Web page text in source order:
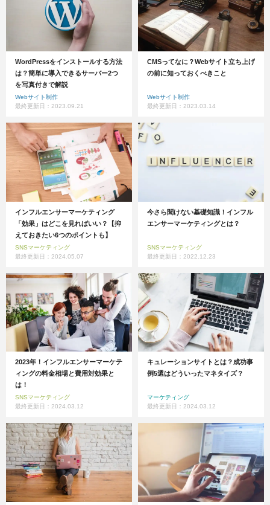
WordPressをインストールする方法
は？簡単に導入できるサーバー2つ
を写真付きで解説
Webサイト制作
最終更新日：2023.09.21
CMSってなに？Webサイト立ち上げ
の前に知っておくべきこと
Webサイト制作
最終更新日：2023.03.14
インフルエンサーマーケティング
「効果」はどこを見ればいい？【抑
えておきたい6つのポイントも】
SNSマーケティング
最終更新日：2024.05.07
今さら聞けない基礎知識！インフル
エンサーマーケティングとは？
SNSマーケティング
最終更新日：2022.12.23
2023年！インフルエンサーマーケテ
ィングの料金相場と費用対効果と
は！
SNSマーケティング
最終更新日：2024.03.12
キュレーションサイトとは？成功事
例5選はどういったマネタイズ？
マーケティング
最終更新日：2024.03.12